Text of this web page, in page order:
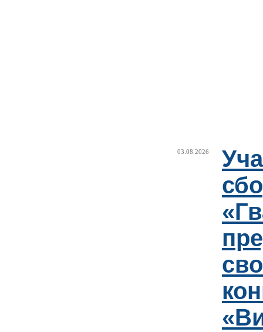
03.08.2026